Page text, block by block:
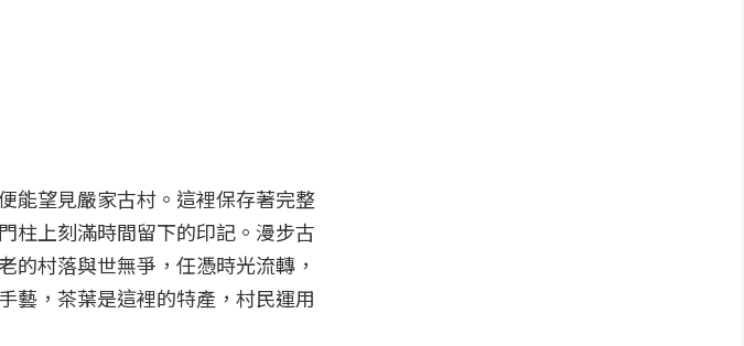
能望見嚴家古村。這裡保存著完整
柱上刻滿時間留下的印記。漫步古
的村落與世無爭，任憑時光流轉，
藝，茶葉是這裡的特產，村民運用